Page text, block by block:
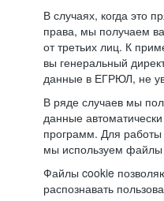
В случаях, когда это
права, мы получаем
от третьих лиц. К
вы генеральный
данные в ЕГРЮЛ, не
В ряде случаев мы
данные
программ. Для
мы используем файлы
Файлы cookie
распознавать